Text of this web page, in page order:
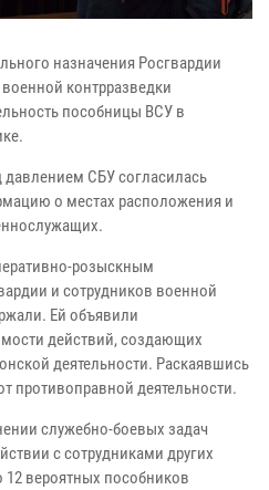
назначения Росгвардии
контрразведки
пособницы ВСУ в
СБУ согласилась
о местах расположения и
розыскным
и сотрудников военной
Ей объявили
действий, создающих
деятельности. Раскаявшись
противоправной деятельности.
служебно-боевых задач
с сотрудниками других
вероятных пособников